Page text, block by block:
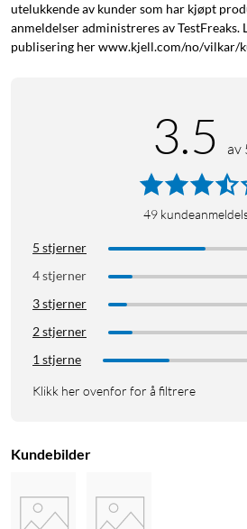
utelukkende av kunder som har kjøpt
anmeldelser administreres av TestFreaks.
publisering her www.kjell.com/no/vilkar/
3.5 av
49
5 stjerner
4 stjerner
3 stjerner
2 stjerner
1 stjerne
Klikk her ovenfor for å filtrere
Kundebilder